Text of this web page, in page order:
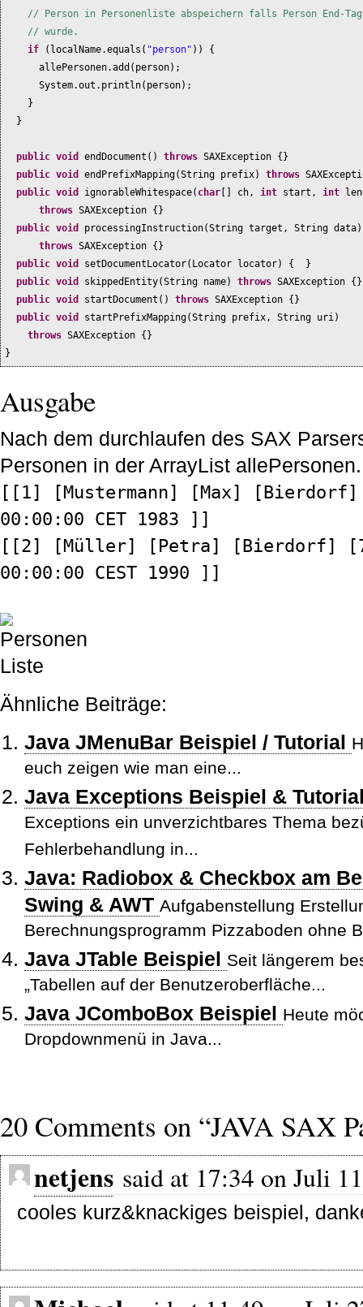
// Person in Personenliste abspeichern falls Person End-
// wurde.
if
( localName.equals ( "person" )) {
allePersonen.add ( person) ;
System.out.println( person) ;
}
}
public void endDocument () throws SAXException {}
public void endPrefixMapping(String prefix) throws
public void ignorableWhitespace( char ch, int start, int
throws SAXException {}
public void processingInstruction(String target, String data)
throws SAXException {}
public void setDocumentLocator( Locator locator) { }
public void skippedEntity(String name) throws SAXException {}
public void startDocument () throws SAXException {}
public void startPrefixMapping(String prefix, String uri)
throws SAXException {}
}
Ausgabe
Nach dem durchlaufen des SAX
Personen in der ArrayList allePersonen.
[[1] [Mustermann] [Max]
00:00:00 CET 1983 ]]
[[2] [Müller] [Petra] [Bierdorf]
00:00:00 CEST 1990 ]]
Ähnliche Beiträge:
Java JMenuBar Beispiel / Tutorial
euch zeigen wie man eine...
Java Exceptions Beispiel &
Exceptions ein unverzichtbares Thema
Fehlerbehandlung in...
Java: Radiobox & Checkbox am
Swing & AWT Aufgabenstellung
Berechnungsprogramm Pizzaboden ohne
Java JTable Beispiel Seit längerem
„Tabellen auf der Benutzeroberfläche...
Java JComboBox Beispiel Heute
Dropdownmenü in Java...
20 Comments on “JAVA SAX
netjens said at 17:34 on Juli
cooles kurz&knackiges beispiel,